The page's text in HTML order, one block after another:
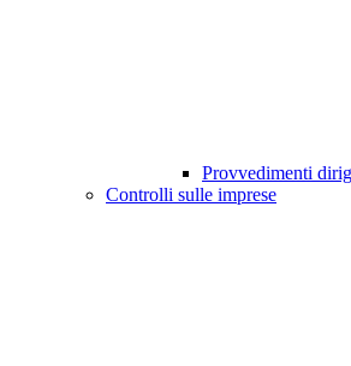
Provvedimenti
Controlli sulle imprese